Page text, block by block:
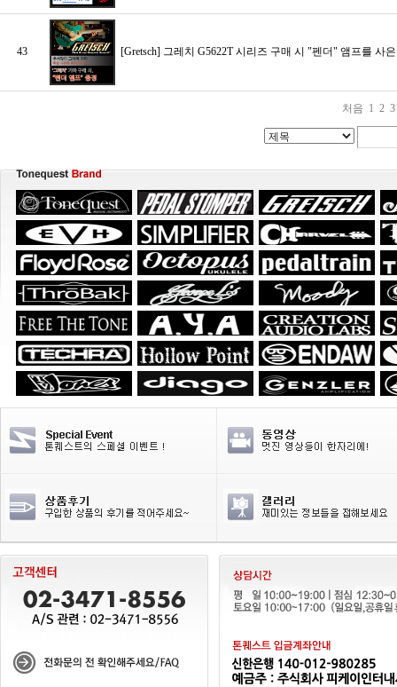
43 [Gretsch] 그레치 G5622T 시리즈 구매 시 "펜더" 앰프를 사
처음 1 2 3